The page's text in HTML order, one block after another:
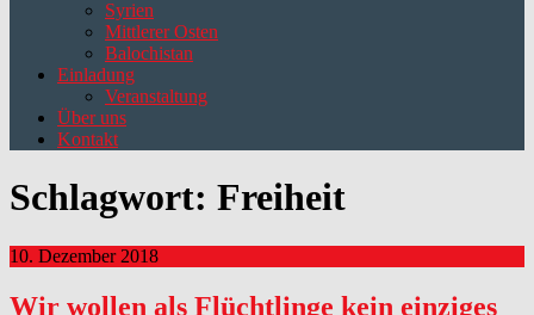
Syrien
Mittlerer Osten
Balochistan
Einladung
Veranstaltung
Über uns
Kontakt
Schlagwort: Freiheit
10. Dezember 2018
Wir wollen als Flüchtlinge kein einziges